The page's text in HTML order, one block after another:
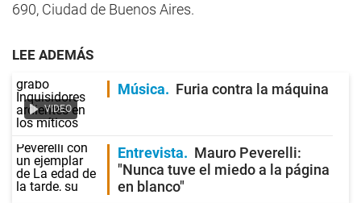
690, Ciudad de Buenos Aires.
LEE ADEMÁS
VIDEO
Música Furia contra la máquina
Entrevista
Mauro Peverelli:
"Nunca tuve el miedo a la página
en blanco"